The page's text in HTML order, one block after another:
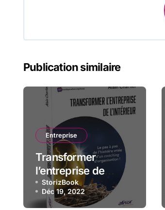
Publication similaire
Entreprise
Transformer
l’entreprise de
l’intérieur
StorizBook
Déc 19, 2022